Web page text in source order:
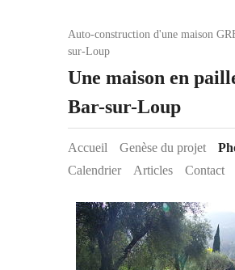
Auto-construction d'une maison
sur-Loup
Une maison en
Bar-sur-Loup
Accueil Genèse du projet
Calendrier
Articles Contact